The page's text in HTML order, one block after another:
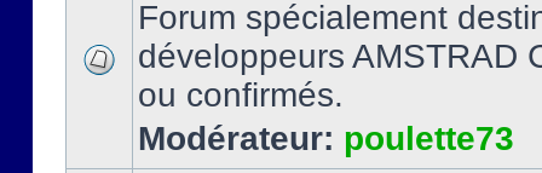
Forum spécialement
développeurs AMSTRAD
ou confirmés.
Modérateur: poulette73